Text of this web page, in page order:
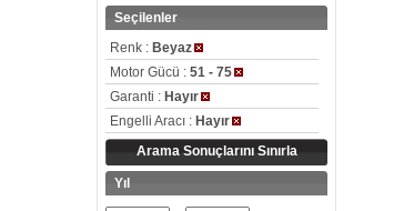
Seçilenler
Renk : Beyaz
Motor Gücü : 51 - 75
Garanti : Hayır
Engelli Aracı : Hayır
Arama Sonuçlarını Sınırla
Yıl